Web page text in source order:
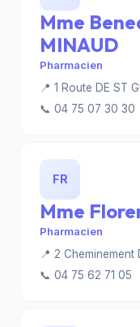
Mme
MINAUD
Pharmacien
📍 1 Route DE ST
📞 04 75 07 30 30
FR
Mme
Pharmacien
📍 2
📞 04 75 62 71 05